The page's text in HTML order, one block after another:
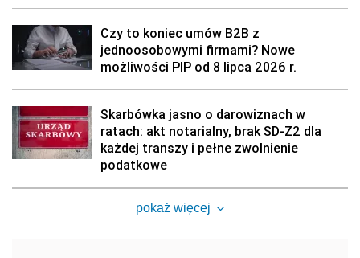
Czy to koniec umów B2B z
jednoosobowymi firmami? Nowe
możliwości PIP od 8 lipca 2026 r.
Skarbówka jasno o darowiznach w
ratach: akt notarialny, brak SD-Z2 dla
każdej transzy i pełne zwolnienie
podatkowe
pokaż więcej